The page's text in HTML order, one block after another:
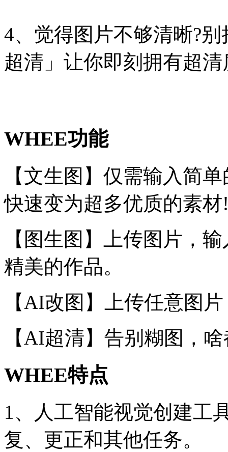
4、觉得图片不够清晰?
超清」让你即刻拥有超
WHEE功能
【文生图】仅需输入简
快速变为超多优质的素材
【图生图】上传图片，
精美的作品。
【AI改图】上传任意图
【AI超清】告别糊图，
WHEE特点
1、人工智能视觉创建工
复、更正和其他任务。